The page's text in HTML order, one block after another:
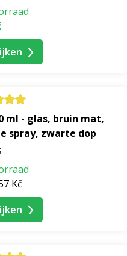
ml - glas, bruin mat,
spray, zwarte dop
Kč